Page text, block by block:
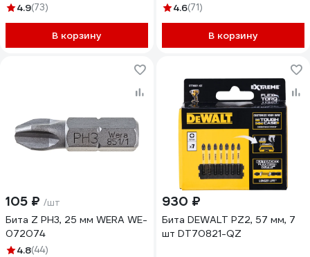
4.9(73)
В корзину
4.6(71)
В корзину
105 ₽ /шт
Бита Z PH3, 25 мм WERA WE-
072074
4.8(44)
930 ₽
Бита DEWALT PZ2, 57 мм, 7
шт DT70821-QZ